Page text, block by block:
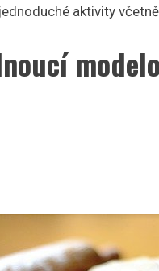
aktivity